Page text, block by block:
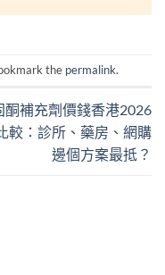
the permalink.
酮補充劑價錢香港2026
較：診所、藥房、網購
邊個方案最抵？